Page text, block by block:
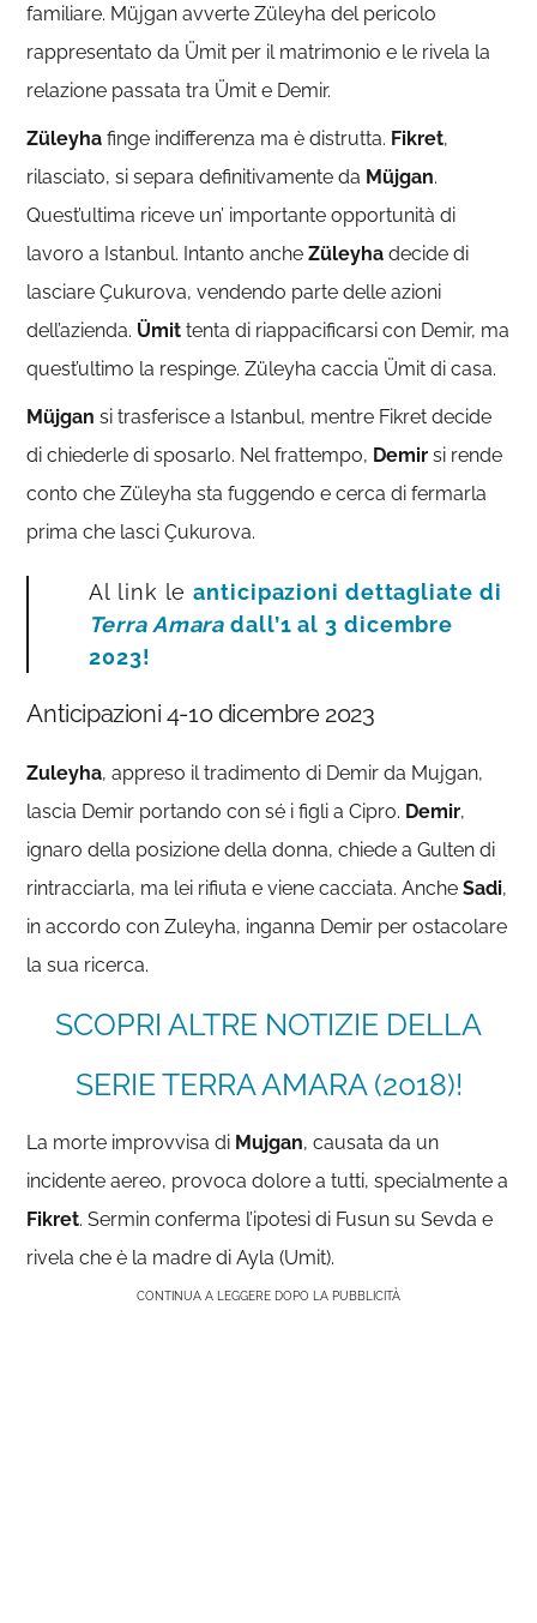
familiare. Müjgan avverte Züleyha del pericolo
rappresentato da Ümit per il matrimonio e le rivela la
relazione passata tra Ümit e Demir.
Züleyha finge indifferenza ma è distrutta. Fikret,
rilasciato, si separa definitivamente da Müjgan.
Quest’ultima riceve un’ importante opportunità di
lavoro a Istanbul. Intanto ancheZüleyha decide di
lasciare Çukurova, vendendo parte delle azioni
dell’azienda. Ümit tenta di riappacificarsi con Demir, ma
quest’ultimo la respinge. Züleyha caccia Ümit di casa.
Müjgan si trasferisce a Istanbul, mentre Fikret decide
di chiederle di sposarlo. Nel frattempo, Demir si rende
conto che Züleyha sta fuggendo e cerca di fermarla
prima che lasci Çukurova.
Al link leanticipazioni dettagliate di
Terra Amara dall’1 al 3 dicembre
2023!
Anticipazioni 4-10 dicembre 2023
Zuleyha, appreso il tradimento di Demir da Mujgan,
lascia Demir portando con sé i figli a Cipro. Demir,
ignaro della posizione della donna, chiede a Gulten di
rintracciarla, ma lei rifiuta e viene cacciata. AncheSadi,
in accordo con Zuleyha, inganna Demir per ostacolare
la sua ricerca.
SCOPRI ALTRE NOTIZIE DELLA
SERIE TERRA AMARA (2018)!
La morte improvvisa di Mujgan, causata da un
incidente aereo, provoca dolore a tutti, specialmente a
Fikret. Sermin conferma l’ipotesi di Fusun su Sevda e
rivela che è la madre di Ayla (Umit).
CONTINUA A LEGGERE DOPO LA PUBBLICITÀ